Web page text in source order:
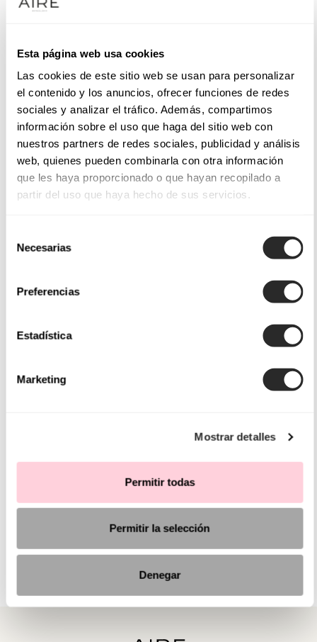
Esta página web usa cookies
Las cookies de este sitio web se usan para personalizar
el contenido y los anuncios, ofrecer funciones de redes
sociales y analizar el tráfico. Además, compartimos
información sobre el uso que haga del sitio web con
nuestros partners de redes sociales, publicidad y análisis
web, quienes pueden combinarla con otra información
que les haya proporcionado o que hayan recopilado a
partir del uso que haya hecho de sus servicios.
Necesarias
Preferencias
Estadística
Marketing
Mostrar detalles
Permitir todas
Permitir la selección
Denegar